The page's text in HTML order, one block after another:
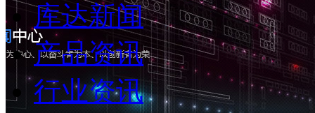
库达新闻
产品资讯
行业资讯